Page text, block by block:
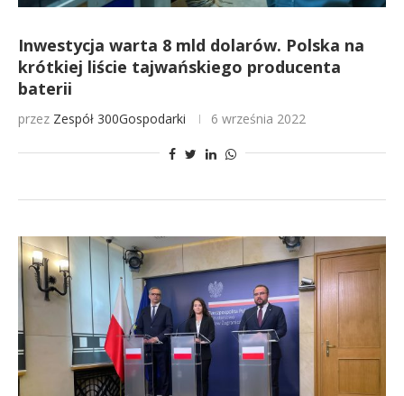
Inwestycja warta 8 mld dolarów. Polska na
krótkiej liście tajwańskiego producenta
baterii
przez Zespół 300Gospodarki 6 września 2022